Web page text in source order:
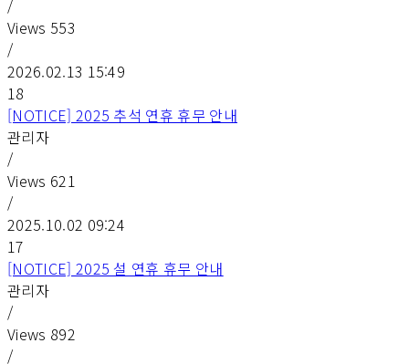
/
Views 553
/
2026.02.13 15:49
18
[NOTICE] 2025 추석 연휴 휴무 안내
관리자
/
Views 621
/
2025.10.02 09:24
17
[NOTICE] 2025 설 연휴 휴무 안내
관리자
/
Views 892
/